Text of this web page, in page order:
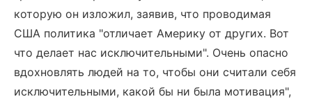
которую он изложил, заявив, что проводимая
США политика "отличает Америку от других. Вот
что делает нас исключительными". Очень опасно
вдохновлять людей на то, чтобы они считали себя
исключительными, какой бы ни была мотивация",